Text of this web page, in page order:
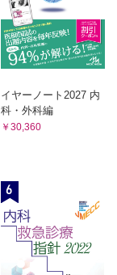
イヤーノート2027 内
科・外科編
￥30,360
6